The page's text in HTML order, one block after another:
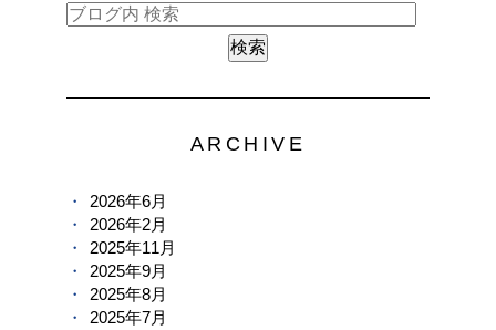
ARCHIVE
2026年6月
2026年2月
2025年11月
2025年9月
2025年8月
2025年7月